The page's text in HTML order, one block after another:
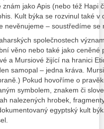
jako Apis (nebo též Hapi
Kult býka se rozvinul také v
nevěnujeme – soustředíme se
společnostech
věno nebo také jako ceněné
a Mursiové žijící na hranici
samopal – jedna kráva.
Pokud hovoříme o
symbolem, znakem či
nalezených hrobek,
egyptský kult